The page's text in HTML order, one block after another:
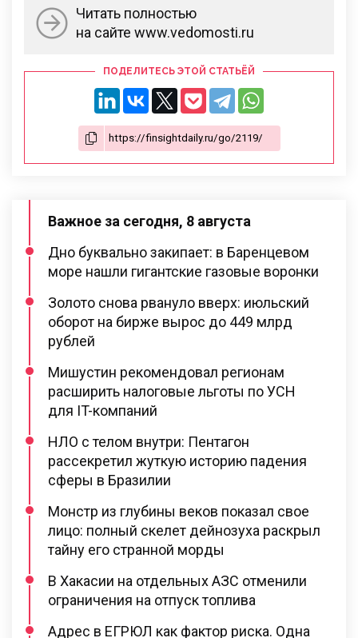
Читать полностью
на сайте www.vedomosti.ru
ПОДЕЛИТЕСЬ ЭТОЙ СТАТЬЁЙ
Важное за сегодня, 8 августа
Дно буквально закипает: в Баренцевом
море нашли гигантские газовые воронки
Золото снова рвануло вверх: июльский
оборот на бирже вырос до 449 млрд
рублей
Мишустин рекомендовал регионам
расширить налоговые льготы по УСН
для IT-компаний
НЛО с телом внутри: Пентагон
рассекретил жуткую историю падения
сферы в Бразилии
Монстр из глубины веков показал свое
лицо: полный скелет дейнозуха раскрыл
тайну его странной морды
В Хакасии на отдельных АЗС отменили
ограничения на отпуск топлива
Адрес в ЕГРЮЛ как фактор риска. Одна